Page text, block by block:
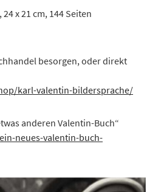
x 21 cm, 144 Seiten
besorgen, oder direkt
karl-valentin-bildersprache/
anderen Valentin-Buch“
neues-valentin-buch-